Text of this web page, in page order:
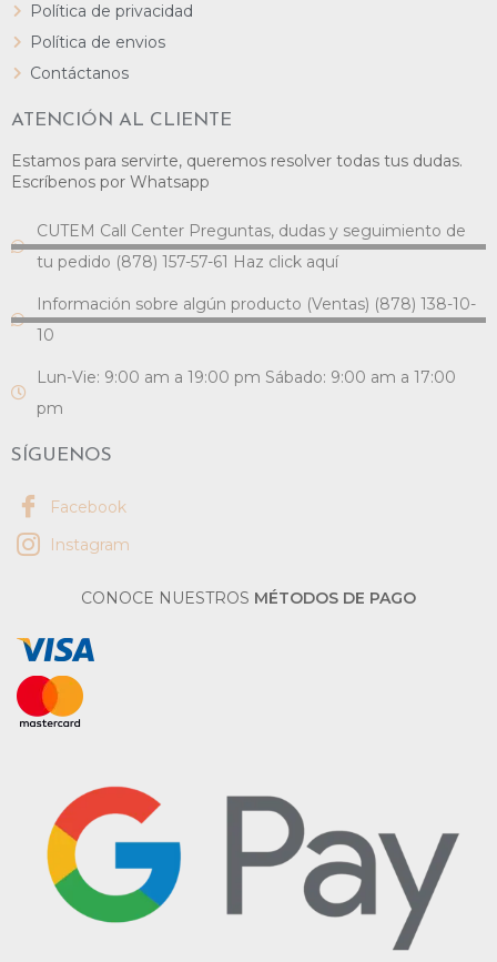
Política de privacidad
Política de envios
Contáctanos
ATENCIÓN AL CLIENTE
Estamos para servirte, queremos resolver todas tus dudas.
Escríbenos por Whatsapp
CUTEM Call Center Preguntas, dudas y seguimiento de
tu pedido (878) 157-57-61 Haz click aquí
Información sobre algún producto (Ventas) (878) 138-10-
10
Lun-Vie: 9:00 am a 19:00 pm Sábado: 9:00 am a 17:00
pm
SÍGUENOS
Facebook
Instagram
CONOCE NUESTROS MÉTODOS DE PAGO